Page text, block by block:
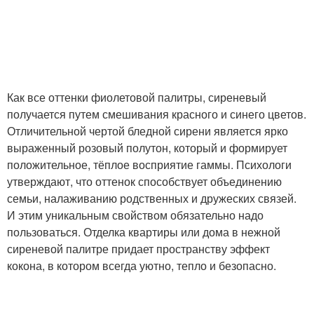
Как все оттенки фиолетовой палитры, сиреневый
получается путем смешивания красного и синего цветов.
Отличительной чертой бледной сирени является ярко
выраженный розовый полутон, который и формирует
положительное, тёплое восприятие гаммы. Психологи
утверждают, что оттенок способствует объединению
семьи, налаживанию родственных и дружеских связей.
И этим уникальным свойством обязательно надо
пользоваться. Отделка квартиры или дома в нежной
сиреневой палитре придает пространству эффект
кокона, в котором всегда уютно, тепло и безопасно.